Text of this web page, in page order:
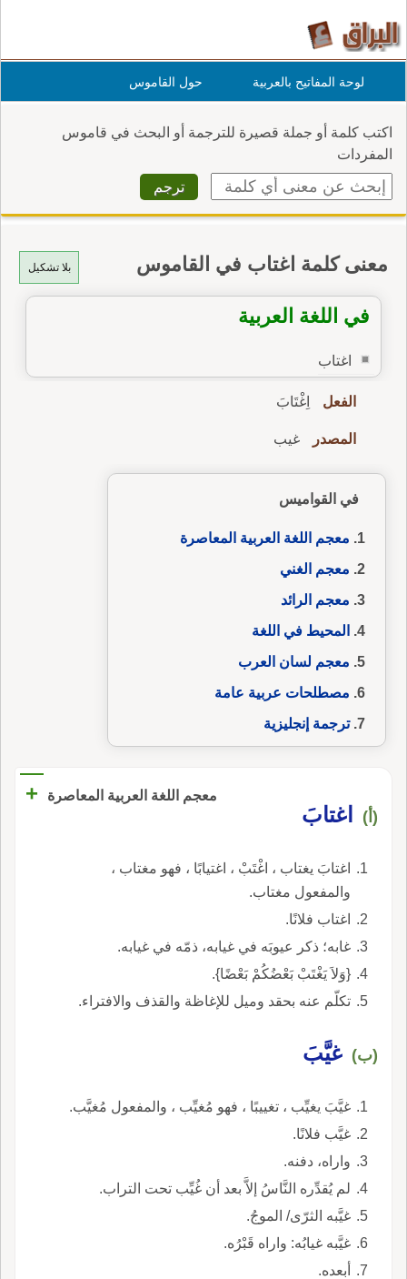
لوحة المفاتيح بالعربية حول القاموس
اكتب كلمة أو جملة قصيرة للترجمة أو البحث في قاموس
المفردات
بلا تشكيل معنى كلمة اغتاب في القاموس
في اللغة العربية
اغتاب
الفعل اِغْتَابَ
المصدر غيب
في القواميس
معجم اللغة العربية المعاصرة
معجم الغني
معجم الرائد
المحيط في اللغة
معجم لسان العرب
مصطلحات عربية عامة
ترجمة إنجليزية
معجم اللغة العربية المعاصرة +
(أ) اغتابَ
اغتابَ يغتاب ، اغْتَبْ ، اغتيابًا ، فهو مغتاب ،
والمفعول مغتاب.
اغتاب فلانًا.
غابه؛ ذكر عيوبَه في غيابه، ذمّه في غيابه.
{وَلاَ يَغْتَبْ بَعْضُكُمْ بَعْضًا}.
تكلّم عنه بحقد وميل للإغاظة والقذف والافتراء.
(ب) غيَّبَ
غيَّبَ يغيِّب ، تغييبًا ، فهو مُغيِّب ، والمفعول مُغيَّب.
غيَّب فلانًا.
واراه، دفنه.
لم يُقدِّره النَّاسُ إلاَّ بعد أن غُيِّب تحت التراب.
غيَّبه الثرّى/ الموجُ.
غيَّبه غيابُه: واراه قَبْرُه.
أبعده.